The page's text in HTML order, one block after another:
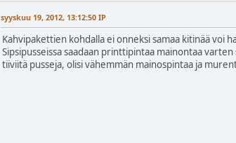
syyskuu 19, 2012, 13:12:50 IP
Kahvipakettien kohdalla ei onneksi samaa kitinää voi
Sipsipusseissa saadaan printtipintaa mainontaa
tiiviitä pusseja, olisi vähemmän mainospintaa ja